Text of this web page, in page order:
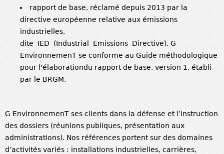
rapport de base, réclamé depuis 2013 par la
directive européenne relative aux émissions
industrielles,
dite IED (Industrial Emissions Directive). G
EnvironnemenT se conforme au Guide méthodologique
pour l'élaborationdu rapport de base, version 1, établi
par le BRGM.
G EnvironnemenT ses clients dans la défense et l’instruction
des dossiers (réunions publiques, présentation aux
administrations). Nos références portent sur des domaines
d’activités variés : installations industrielles, carrières,